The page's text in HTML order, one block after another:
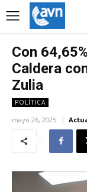
Con
Caldera
Zulia
POLÍTICA
mayo 26, 2025